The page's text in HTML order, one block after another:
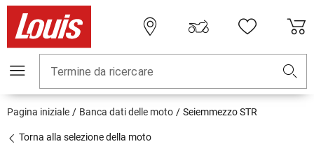
Termine da ricercare
Pagina iniziale Banca dati delle moto Seiemmezzo STR
Torna alla selezione della moto